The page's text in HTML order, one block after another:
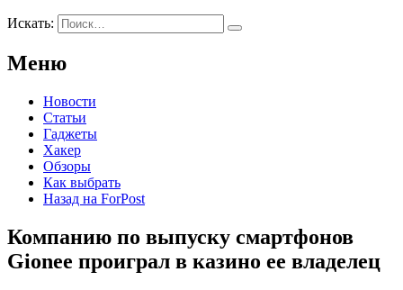
Искать:
Меню
Новости
Статьи
Гаджеты
Хакер
Обзоры
Как выбрать
Назад на ForPost
Компанию по выпуску смартфонов
Gionee проиграл в казино ее владелец